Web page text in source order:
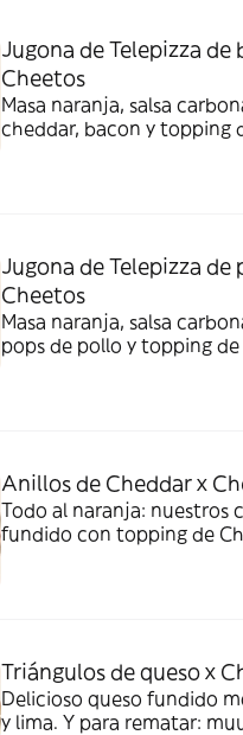
Jugona de Telepizza de
Cheetos
Masa naranja, salsa
cheddar, bacon y topping
Jugona de Telepizza de
Cheetos
Masa naranja, salsa
pops de pollo y topping
Anillos de Cheddar x
Todo al naranja: nuestros
fundido con topping de
Triángulos de queso x
Delicioso queso fundido
y lima. Y para rematar: